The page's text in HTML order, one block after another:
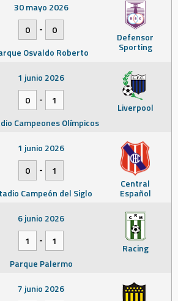
Defensor
Sporting
30 mayo 2026
0
-
0
Osvaldo Roberto
Liverpool
1 junio 2026
0
-
1
Campeones Olímpicos
Central
Español
1 junio 2026
0
-
1
Campeón del Siglo
Racing
6 junio 2026
1
-
1
Parque Palermo
7 junio 2026